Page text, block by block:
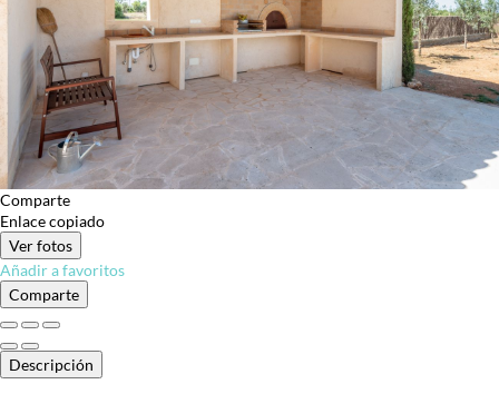
Comparte
Enlace copiado
Ver fotos
Añadir a favoritos
Comparte
Descripción